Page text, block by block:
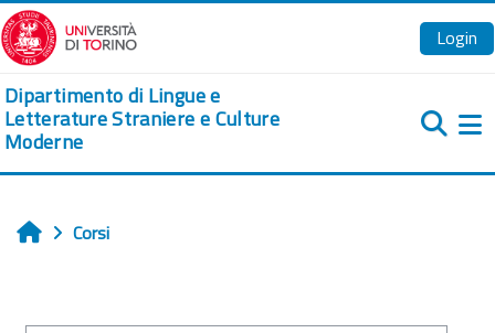
Vai al contenuto principale
Login
Dipartimento di Lingue e
Letterature Straniere e Culture
Moderne
Home
Corsi